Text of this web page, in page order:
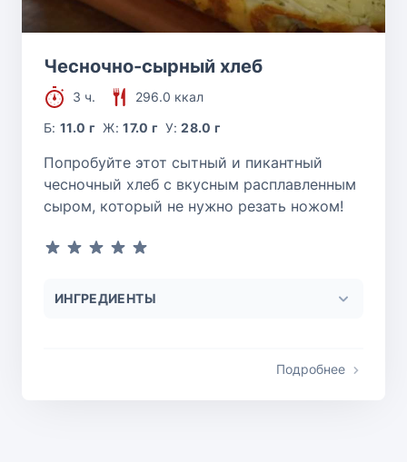
Чесночно-сырный хлеб
3 ч.
296.0 ккал
Б:11.0 г Ж:17.0 г У:28.0 г
Попробуйте этот сытный и пикантный
чесночный хлеб с вкусным расплавленным
сыром, который не нужно резать ножом!
ИНГРЕДИЕНТЫ
Подробнее